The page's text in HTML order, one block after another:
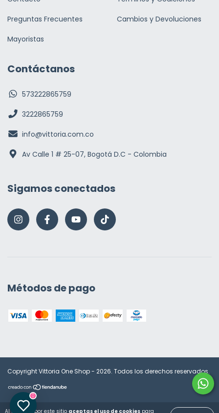
Al navegar por este sitio aceptas el uso de cookies para
Preguntas Frecuentes
Mayoristas
Cambios y Devoluciones
Contáctanos
573222865759
3222865759
info@vittoria.com.co
Av Calle 1 # 25-07, Bogotá D.C - Colombia
Sigamos conectados
Métodos de pago
Copyright Vittoria One Shop - 2026. Todos los derechos reservados.
0